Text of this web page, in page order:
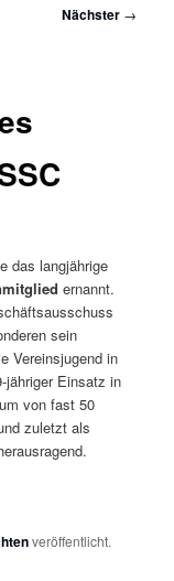
Nächster →
das langjährige
ernannt.
sein
Vereinsjugend in
jähriger Einsatz in
von fast 50
zuletzt als
veröffentlicht.